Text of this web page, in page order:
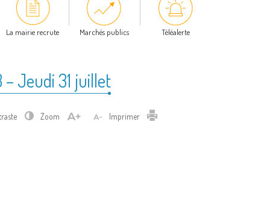
La mairie recrute Marchés publics Téléalerte
Jeudi 31 juillet
Zoom Imprimer Imprimer